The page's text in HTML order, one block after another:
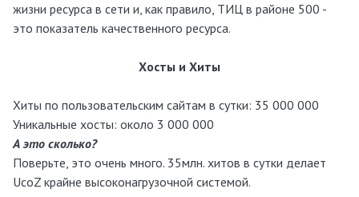
жизни ресурса в сети и, как правило, ТИЦ в районе 500 -
это показатель качественного ресурса.
Хосты и Хиты
Хиты по пользовательским сайтам в сутки: 35 000 000
Уникальные хосты: около 3 000 000
А это сколько?
Поверьте, это очень много. 35млн. хитов в сутки делает
UcoZ крайне высоконагрузочной системой.